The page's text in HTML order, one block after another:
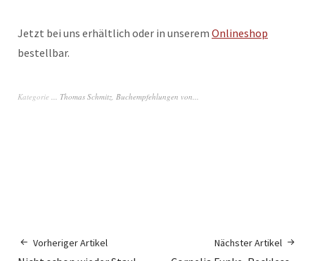
Jetzt bei uns erhältlich oder in unserem Onlineshop
bestellbar.
Kategorie ... Thomas Schmitz Buchempfehlungen von...
Vorheriger Artikel Nächster Artikel